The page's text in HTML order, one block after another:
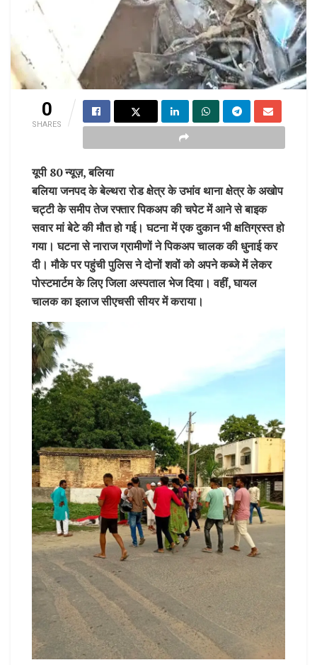
0
SHARES
यूपी 80 न्यूज़, बलिया
बलिया जनपद के बेल्थरा रोड क्षेत्र के उभांव थाना क्षेत्र के अखोप
चट्टी के समीप तेज रफ्तार पिकअप की चपेट में आने से बाइक
सवार मां बेटे की मौत हो गई। घटना में एक दुकान भी क्षतिग्रस्त हो
गया। घटना से नाराज ग्रामीणों ने पिकअप चालक की धुनाई कर
दी। मौके पर पहुंची पुलिस ने दोनों शवों को अपने कब्जे में लेकर
पोस्टमार्टम के लिए जिला अस्पताल भेज दिया। वहीं, घायल
चालक का इलाज सीएचसी सीयर में कराया।